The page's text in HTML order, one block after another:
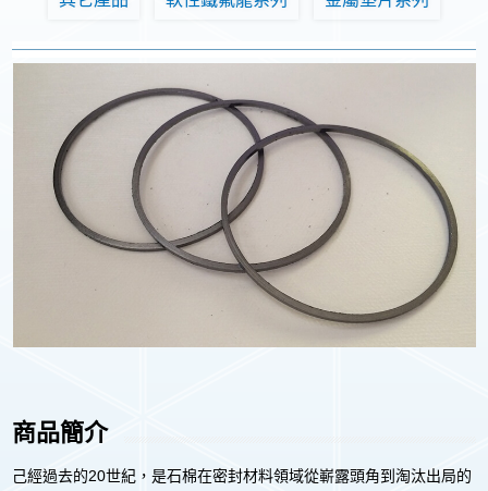
商品簡介
己經過去的20世紀，是石棉在密封材料領域從嶄露頭角到淘汰出局的